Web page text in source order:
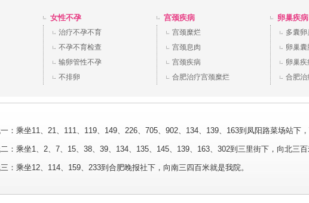
女性不孕
治疗不孕不育
不孕不育检查
输卵管性不孕
不排卵
宫颈疾病
宫颈糜烂
宫颈息肉
宫颈疾病
合肥治疗宫颈糜烂
卵巢疾病
多囊卵
卵巢囊
卵巢疾
合肥治
：乘坐11、21、111、119、149、226、705、902、134、139、163到凤阳路菜场站下，
：乘坐1、2、7、15、38、39、134、135、145、139、163、302到三里街下，向北三百
：乘坐12、114、159、233到合肥晚报社下，向南三四百米就是我院。